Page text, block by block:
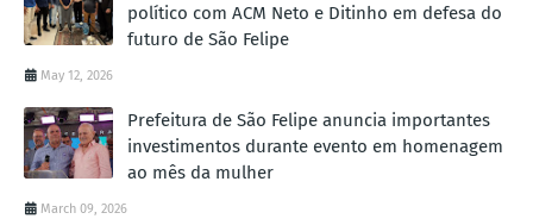
político com ACM Neto e Ditinho em defesa do
futuro de São Felipe
May 12, 2026
Prefeitura de São Felipe anuncia importantes
investimentos durante evento em homenagem
ao mês da mulher
March 09, 2026